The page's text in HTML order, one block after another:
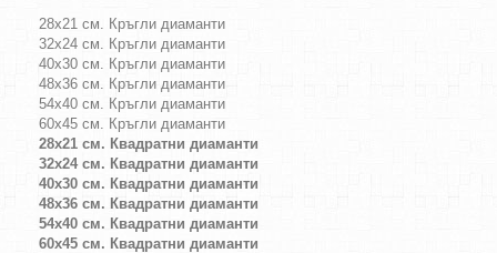
28х21 см. Кръгли диаманти
32х24 см. Кръгли диаманти
40х30 см. Кръгли диаманти
48х36 см. Кръгли диаманти
54х40 см. Кръгли диаманти
60х45 см. Кръгли диаманти
28х21 см. Квадратни диаманти
32х24 см. Квадратни диаманти
40х30 см. Квадратни диаманти
48х36 см. Квадратни диаманти
54х40 см. Квадратни диаманти
60х45 см. Квадратни диаманти